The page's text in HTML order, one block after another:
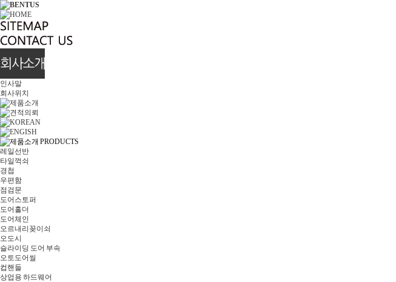
인사말
회사위치
레일선반
타일꺽쇠
경첩
우편함
점검문
도어스토퍼
도어홀더
도어체인
오르내리꽂이쇠
오도시
슬라이딩 도어 부속
오토도어씰
컵핸들
상업용 하드웨어